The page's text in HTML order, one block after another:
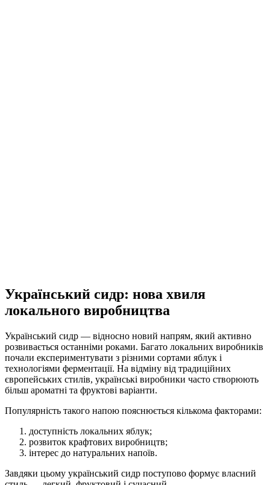
Український сидр: нова хвиля
локального виробництва
Український сидр — відносно новий напрям, який активно
розвивається останніми роками. Багато локальних виробників
почали експериментувати з різними сортами яблук і
технологіями ферментації. На відміну від традиційних
європейських стилів, українські виробники часто створюють
більш ароматні та фруктові варіанти.
Популярність такого напою пояснюється кількома факторами:
доступність локальних яблук;
розвиток крафтових виробництв;
інтерес до натуральних напоїв.
Завдяки цьому український сидр поступово формує власний